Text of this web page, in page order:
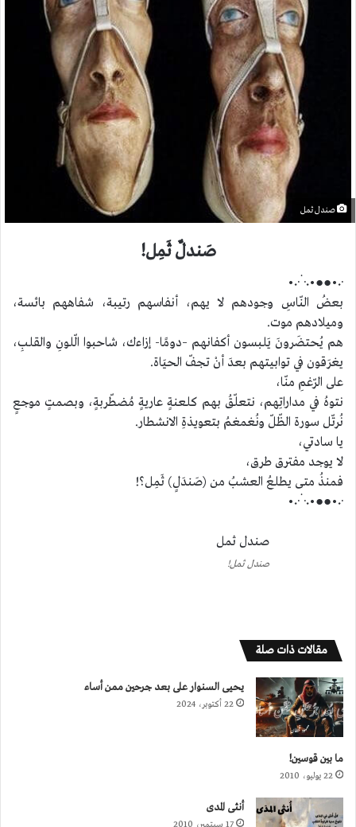
صندل ثمل
صَندلٌ ثَمِل!
·٠•●●•٠·˙·٠•
بعضُ النّاسِ وجودهم لا يهم، أنفاسهم رتيبة، شفاههم بائسة،
وميلادهم موت.
هم يُحتضَرونَ يَلبسون أكفانهم –دومًا- إزاءك، شاحبوا الّلونِ والقلبِ،
يغرَقون في توابيتهم بعدَ أنْ تجفّ الحيَاة.
على الرّغمِ منّا،
نتوهُ في مداراتِهم، نتعلّقُ بهم كلعنةٍ عاريةٍ مُضطّربةٍ، وبصمتٍ موجعٍ
نُرتّل سورة الظّلّ ونُغمغمُ بتعويذةِ الانشطار.
يا سادتي،
لا يوجد مفترق طرق،
فمنذُ متى يطلعُ العشبُ من (صَندَلٍ) ثَمِل؟!
·٠•●●•٠·˙·٠•
صندل ثمل
صندل ثمل!
مقالات ذات صلة
يحيى السنوار على بعد جرحين ممن أساء
22 أكتوبر، 2024
ما بين قوسين!
22 يوليو، 2010
أنثى المدى